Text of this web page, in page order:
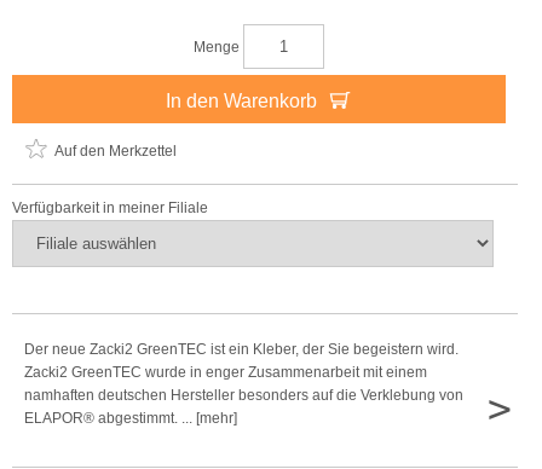
Menge
In den Warenkorb
Auf den Merkzettel
Verfügbarkeit in meiner Filiale
Der neue Zacki2 GreenTEC ist ein Kleber, der Sie begeistern wird.
Zacki2 GreenTEC wurde in enger Zusammenarbeit mit einem
namhaften deutschen Hersteller besonders auf die Verklebung von
ELAPOR® abgestimmt. ... [mehr]
>